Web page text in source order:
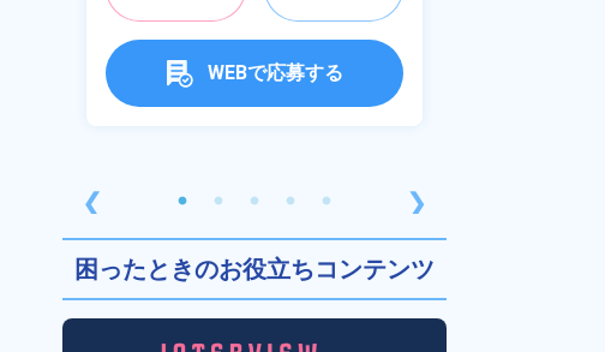
❮
WEBで応募する
❯
困ったときのお役立ちコンテンツ